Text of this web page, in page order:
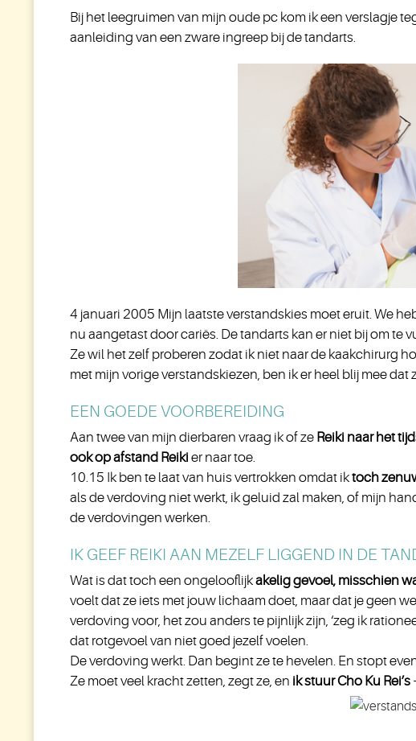
Bij het leegruimen van mijn oude pc kom ik een verslagje
aanleiding van een zware ingreep bij de tandarts.
4 januari 2005 Mijn laatste verstandskies moet eruit. We
nu aangetast door cariës. De tandarts kan er niet bij om te
Ze wil het zelf proberen zodat ik niet naar de kaakchirurg
met mijn vorige verstandskiezen, ben ik er heel blij mee dat
EEN GOEDE VOORBEREIDING
Aan twee van mijn dierbaren vraag ik of ze Reiki naar het
ook op afstand Reiki er naar toe.
10.15 Ik ben te laat van huis vertrokken omdat iktoch
als de verdoving niet werkt, ik geluid zal maken, of mijn
de verdovingen werken.
IK GEEF REIKI AAN MEZELF LIGGEND IN DE
Wat is dat toch een ongelooflijkakelig gevoel, misschien
voelt dat ze iets met jouw lichaam doet, maar dat je geen
verdoving voor, het zou anders te pijnlijk zijn, ‘zeg ik
dat rotgevoel van niet goed jezelf voelen.
De verdoving werkt. Dan begint ze te hevelen. En stopt
Ze moet veel kracht zetten, zegt ze, en ik stuur Cho Ku Rei’s